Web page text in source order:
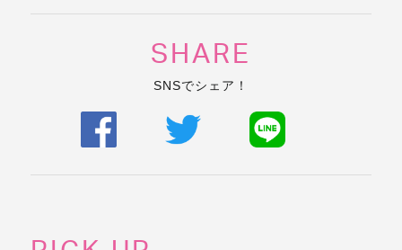
SHARE
SNSでシェア！